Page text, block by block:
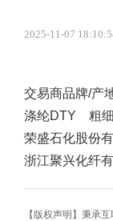
2025-11-07
交易商品牌/产
涤纶DTY 粗细
荣盛石化股份
浙江聚兴化纤
【版权声明】秉承